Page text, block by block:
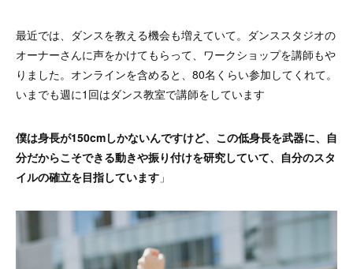
最近では、ダンスを教える機会も増えていて。ダンススタジオの
オーナーさんに声をかけてもらって、ワークショップを講師もや
りました。オンラインを含めると、80名くらい参加してくれて。
いまでも週に1回はダンス教室で講師をしています
僕は身長が150cmしかないんですけど、この低身長を武器に、自
分だからこそできる動きや振り付けを研究していて、自分のスタ
イルの確立を目指しています 」